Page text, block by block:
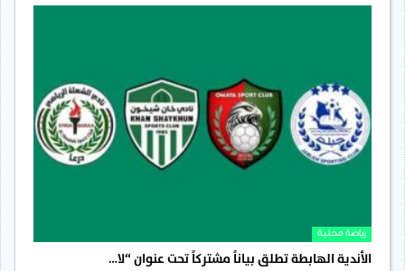
رياضة محلية
الأندية الهابطة تطلق بياناً مشتركاً تحت عنوان “لا…